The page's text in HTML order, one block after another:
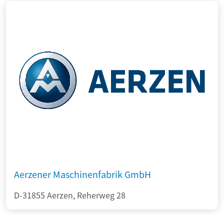
Aerzener Maschinenfabrik GmbH
D-31855 Aerzen, Reherweg 28